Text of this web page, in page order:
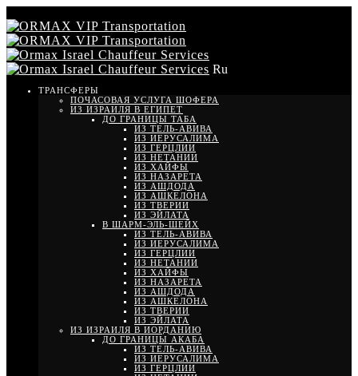
Ru
ТРАНСФЕРЫ
ПОЧАСОВАЯ УСЛУГА ШОФЕРА
ИЗ ИЗРАИЛЯ В ЕГИПЕТ
ДО ГРАНИЦЫ ТАБА
ИЗ ТЕЛЬ-АВИВА
ИЗ ИЕРУСАЛИМА
ИЗ ГЕРЦЛИИ
ИЗ НЕТАНИИ
ИЗ ХАЙФЫ
ИЗ НАЗАРЕТА
ИЗ АШДОДА
ИЗ АШКЕЛОНА
ИЗ ТВЕРИИ
ИЗ ЭЙЛАТА
В ШАРМ-ЭЛЬ-ШЕЙХ
ИЗ ТЕЛЬ-АВИВА
ИЗ ИЕРУСАЛИМА
ИЗ ГЕРЦЛИИ
ИЗ НЕТАНИИ
ИЗ ХАЙФЫ
ИЗ НАЗАРЕТА
ИЗ АШДОДА
ИЗ АШКЕЛОНА
ИЗ ТВЕРИИ
ИЗ ЭЙЛАТА
ИЗ ИЗРАИЛЯ В ИОРДАНИЮ
ДО ГРАНИЦЫ АКАБА
ИЗ ТЕЛЬ-АВИВА
ИЗ ИЕРУСАЛИМА
ИЗ ГЕРЦЛИИ